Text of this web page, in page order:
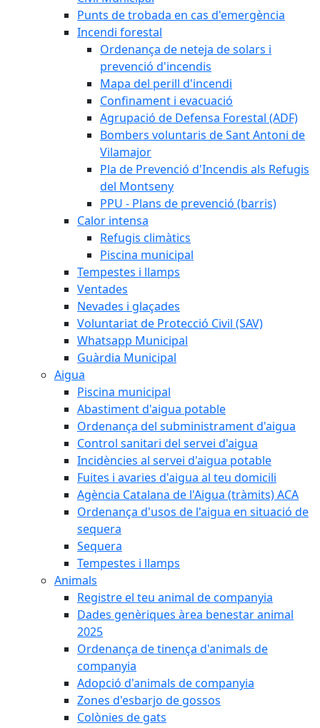
Punts de trobada en cas d'emergència
Incendi forestal
Ordenança de neteja de solars i
prevenció d'incendis
Mapa del perill d'incendi
Confinament i evacuació
Agrupació de Defensa Forestal (ADF)
Bombers voluntaris de Sant Antoni de
Vilamajor
Pla de Prevenció d'Incendis als Refugis
del Montseny
PPU - Plans de prevenció (barris)
Calor intensa
Refugis climàtics
Piscina municipal
Tempestes i llamps
Ventades
Nevades i glaçades
Voluntariat de Protecció Civil (SAV)
Whatsapp Municipal
Guàrdia Municipal
Aigua
Piscina municipal
Abastiment d'aigua potable
Ordenança del subministrament d'aigua
Control sanitari del servei d'aigua
Incidències al servei d'aigua potable
Fuites i avaries d'aigua al teu domicili
Agència Catalana de l'Aigua (tràmits) ACA
Ordenança d'usos de l'aigua en situació de
sequera
Sequera
Tempestes i llamps
Animals
Registre el teu animal de companyia
Dades genèriques àrea benestar animal
2025
Ordenança de tinença d'animals de
companyia
Adopció d'animals de companyia
Zones d'esbarjo de gossos
Colònies de gats